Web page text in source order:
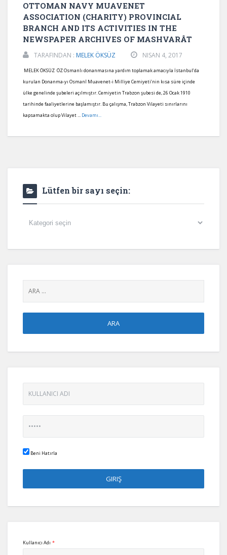
OTTOMAN NAVY MUAVENET
ASSOCIATION (CHARITY) PROVINCIAL
BRANCH AND ITS ACTIVITIES IN THE
NEWSPAPER ARCHIVES OF MASHVARÂT
TARAFINDAN : MELEK ÖKSÜZ NISAN 4, 2017
MELEK ÖKSÜZ ÖZ Osmanlı donanmasına yardım toplamak amacıyla İstanbul’da
kurulan Donanma-yı Osmanî Muavenet-i Milliye Cemiyeti’nin kısa süre içinde
ülke genelinde şubeleri açılmıştır. Cemiyetin Trabzon şubesi de, 26 Ocak 1910
tarihinde faaliyetlerine başlamıştır. Bu çalışma, Trabzon Vilayeti sınırlarını
kapsamakta olup Vilayet ... Devamı...
Lütfen bir sayı seçin:
Lütfen
Beni Hatırla
Kullanıcı Adı *